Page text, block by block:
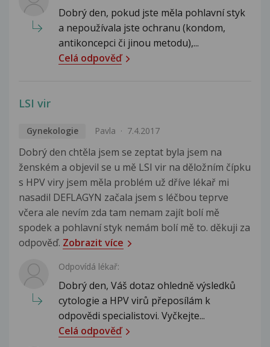
Dobrý den, pokud jste měla pohlavní styk
a nepoužívala jste ochranu (kondom,
antikoncepci či jinou metodu),...
Celá odpověď
LSI vir
Gynekologie Pavla 7.4.2017
Dobrý den chtěla jsem se zeptat byla jsem na
ženském a objevil se u mě LSI vir na děložním čípku
s HPV viry jsem měla problém už dříve lékař mi
nasadil DEFLAGYN začala jsem s léčbou teprve
včera ale nevím zda tam nemam zajít bolí mě
spodek a pohlavní styk nemám bolí mě to. děkuji za
odpověď. Zobrazit více
Odpovídá lékař:
Dobrý den, Váš dotaz ohledně výsledků
cytologie a HPV virů přeposílám k
odpovědi specialistovi. Vyčkejte...
Celá odpověď